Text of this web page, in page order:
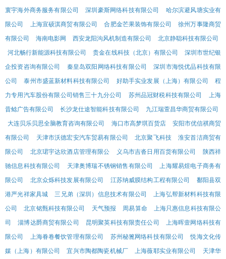
寰宇海外商务服务有限公司
深圳豪斯网络科技有限公司
哈尔滨避风塘实业有
限公司
上海宣硕淇商贸有限公司 合肥金芒果装饰有限公司
徐州万事隆商贸
有限公司
海南电影网 西安龙阳沟风机制造有限公司
北京静聪科技有限公司
河北畅行新能源科技有限公司
贵金在线科技（北京）有限公司
深圳市世纪银
企投资咨询有限公司
秦皇岛双阳网络科技有限公司
深圳市海悦优品科技有限
公司
泰州市盛蓝新材料科技有限公司 好助手实业发展（上海）有限公司
程
力专用汽车股份有限公司销售三十九分公司
苏州品冠财税科技有限公司
上海
昔鲶广告有限公司
长沙龙仕途智能科技有限公司
九江瑞萱昌华商贸有限公司
大连贝乐贝思全脑教育咨询有限公司
海口市高梦琪百货店
安阳市优信祺商贸
有限公司
天津市沃德宏安汽车贸易有限公司 北京聚飞科技
淮安首洁商贸有
限公司
北京珺宇达欣酒店管理有限公 义乌市吉沓日用百货有限公司
陕西祥
驰信息科技有限公司
天津奥博瑞不锈钢销售有限公司
上海耀易煜电子商务有
限公司
北京众烁科技发展有限公司 江苏纳威膜结构工程有限公司
鄱阳县双
港严光祥家具城
三兄弟（深圳）信息技术有限公司
上海弘帮新材料科技有限
公司
北京铭甄科技有限公司 天气预报 周易算命
上海只惠信息科技有限公
司
淄博达爵商贸有限公司 昆明聚英科技有限责任公司
上海晖壹网络科技有
限公司
上海眷卷餐饮管理有限公司 苏州秘篦网络科技有限公司
悦海文化传
媒（上海）有限公司
宜兴市陶都陶瓷机械厂 上海薇耶实业有限公司 天津华